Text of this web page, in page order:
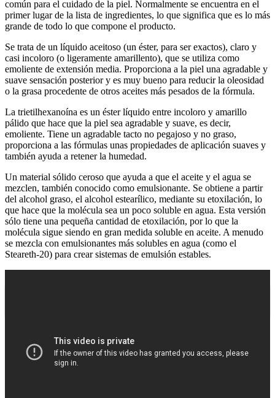
común para el cuidado de la piel. Normalmente se encuentra en el
primer lugar de la lista de ingredientes, lo que significa que es lo más
grande de todo lo que compone el producto.
Se trata de un líquido aceitoso (un éster, para ser exactos), claro y
casi incoloro (o ligeramente amarillento), que se utiliza como
emoliente de extensión media. Proporciona a la piel una agradable y
suave sensación posterior y es muy bueno para reducir la oleosidad
o la grasa procedente de otros aceites más pesados de la fórmula.
La trietilhexanoína es un éster líquido entre incoloro y amarillo
pálido que hace que la piel sea agradable y suave, es decir,
emoliente. Tiene un agradable tacto no pegajoso y no graso,
proporciona a las fórmulas unas propiedades de aplicación suaves y
también ayuda a retener la humedad.
Un material sólido ceroso que ayuda a que el aceite y el agua se
mezclen, también conocido como emulsionante. Se obtiene a partir
del alcohol graso, el alcohol estearílico, mediante su etoxilación, lo
que hace que la molécula sea un poco soluble en agua. Esta versión
sólo tiene una pequeña cantidad de etoxilación, por lo que la
molécula sigue siendo en gran medida soluble en aceite. A menudo
se mezcla con emulsionantes más solubles en agua (como el
Steareth-20) para crear sistemas de emulsión estables.